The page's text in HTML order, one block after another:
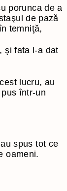
porunca de a
de pază
temniţă,
şi fata l-a dat
lucru, au
într-un
spus tot ce
oameni.